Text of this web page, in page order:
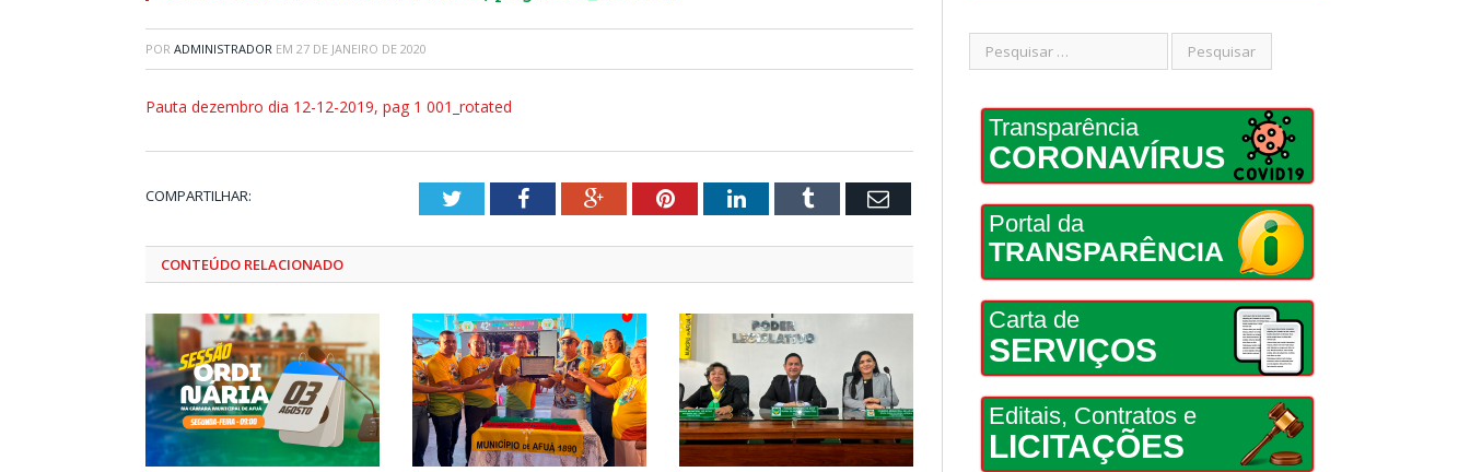
POR ADMINISTRADOR EM 27 DE JANEIRO DE 2020
Pauta dezembro dia 12-12-2019, pag 1 001_rotated
COMPARTILHAR: TwitterFacebookGoogle+PinterestLinkedInTumblr Email
CONTEÚDO RELACIONADO
Transparência
CORONAVÍRUS
Portal da
TRANSPARÊNCIA
Carta de
SERVIÇOS
Editais, Contratos e
LICITAÇÕES